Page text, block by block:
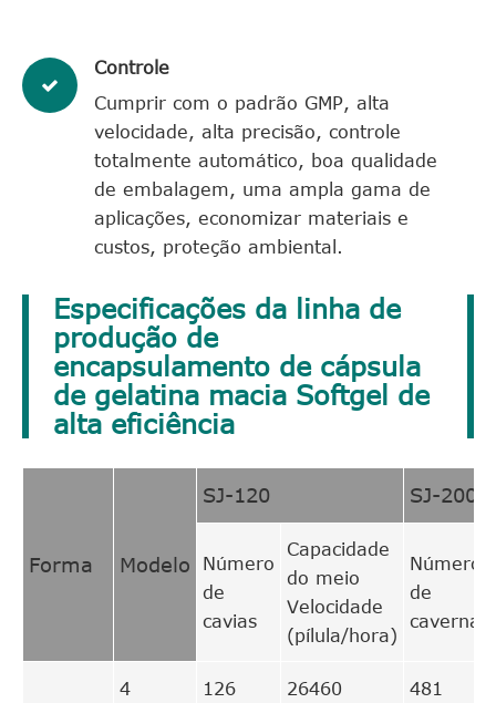
Controle
Cumprir com o padrão GMP, alta
velocidade, alta precisão, controle
totalmente automático, boa qualidade
de embalagem, uma ampla gama de
aplicações, economizar materiais e
custos, proteção ambiental.
Especificações da linha de
produção de
encapsulamento de cápsula
de gelatina macia Softgel de
alta eficiência
Forma Modelo
SJ-120 SJ-200
Número
de
cavias
Capacidade
do meio
Velocidade
(pílula/hora)
Número
de
cavernas
4 126 26460 481